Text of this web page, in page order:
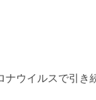
ナウイルスで引